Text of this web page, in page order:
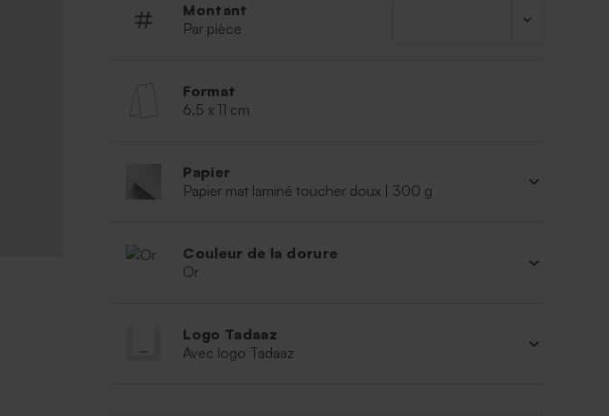
Montant
Par pièce
Format
6,5 x 11 cm
Papier
Papier mat laminé toucher doux | 300 g
Couleur de la dorure
Or
Logo Tadaaz
Avec logo Tadaaz